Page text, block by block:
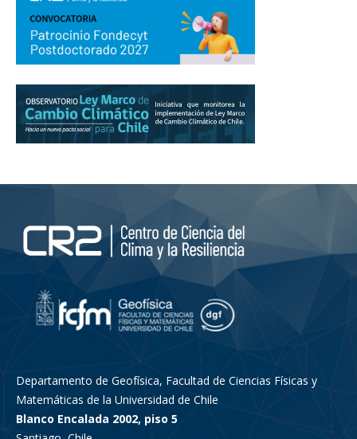
Departamento de Geofísica, Facultad de Ciencias Físicas y
Matemáticas de la Universidad de Chile
Blanco Encalada 2002, piso 5